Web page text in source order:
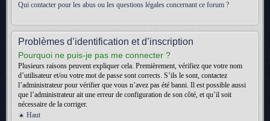
Qui contacter pour les abus ou les questions légales concernant ce forum ?
Problèmes d’identification et d’inscription
Pourquoi ne puis-je pas me connecter ?
Plusieurs raisons peuvent expliquer cela. Premièrement, vérifiez que votre nom
d’utilisateur et/ou votre mot de passe sont corrects. S’ils le sont, contactez
l’administrateur pour vérifier que vous n’avez pas été banni. Il est possible aussi
que l’administrateur ait une erreur de configuration de son côté, et qu’il soit
nécessaire de la corriger.
Haut